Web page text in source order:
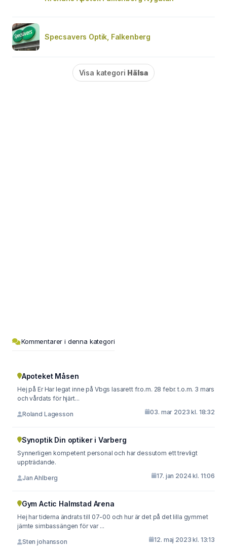
Specsavers Optik, Falkenberg
Visa kategori Hälsa
Kommentarer i denna kategori
Apoteket Måsen
Hej på Er Har legat inne på Vbgs lasarett fr.o.m. 28 febr. t.o.m. 3 mars
och vårdats för hjärt...
Roland Lagesson 03. mar 2023 kl. 18:32
Synoptik Din optiker i Varberg
Synnerligen kompetent personal och har dessutom ett trevligt
uppträdande.
Jan Ahlberg 17. jan 2024 kl. 11:06
Gym Actic Halmstad Arena
Hej har tiderna ändrats till 07-00 och hur är det på det lilla gymmet
jämte simbassängen för var ...
Sten johansson 12. maj 2023 kl. 13:13